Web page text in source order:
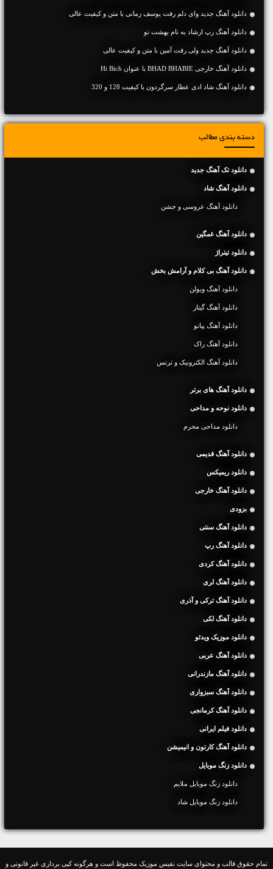
دانلود آهنگ جديد وای دلم رفت یوسف زمانی با متن و کیفیت عالی
دانلود آهنگ رپ ارشاد به نام بهشت تو
دانلود آهنگ جديد ولی رفت آمین با متن و کیفیت عالی
دانلود آهنگ خارجی BHAD BHABIE با عنوان Hi Bich
دانلود آهنگ شاد ادی عطار سرگردون با کیفیت 128 و 320
دسته بندی مطالب
دانلود تک آهنگ جدید
دانلود آهنگ شاد
دانلود آهنگ عروسی و جشن
دانلود آهنگ غمگین
دانلود تیتراژ
دانلود آهنگ بی کلام و آرامش بخش
دانلود آهنگ ویولن
دانلود آهنگ گیتار
دانلود آهنگ پیانو
دانلود آهنگ راک
دانلود آهنگ الکترونیک و ترنس
دانلود آهنگ های برتر
دانلود نوحه و مداحی
دانلود مداحی محرم
دانلود آهنگ قدیمی
دانلود ریمیکس
دانلود آهنگ خارجی
بزودی
دانلود آهنگ سنتی
دانلود آهنگ رپ
دانلود آهنگ کردی
دانلود آهنگ لری
دانلود آهنگ ترکی و آذری
دانلود آهنگ لکی
دانلود موزیک ویدئو
دانلود آهنگ عربی
دانلود آهنگ مازندرانی
دانلود آهنگ سبزواری
دانلود آهنگ کرمانجی
دانلود فیلم ایرانی
دانلود آهنگ کارتون و انیمیشن
دانلود زنگ موبایل
دانلود زنگ موبایل ملایم
دانلود زنگ موبایل شاد
تمام حقوق قالب و محتوای سایت نفیس موزیک محفوظ است و هرگونه کپی برداری غیر قانونی و